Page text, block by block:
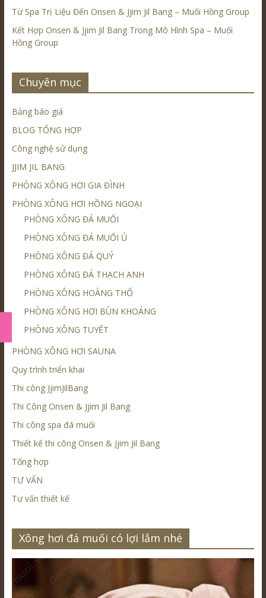
Từ Spa Trị Liệu Đến Onsen & Jjim Jil Bang – Muối Hồng Group
Kết Hợp Onsen & Jjim Jil Bang Trong Mô Hình Spa – Muối
Hồng Group
Chuyên mục
Bảng báo giá
BLOG TỔNG HỢP
Công nghệ sử dụng
JJIM JIL BANG
PHÒNG XÔNG HƠI GIA ĐÌNH
PHÒNG XÔNG HƠI HỒNG NGOẠI
PHÒNG XÔNG ĐÁ MUỐI
PHÒNG XÔNG ĐÁ MUỐI Ủ
PHÒNG XÔNG ĐÁ QUÝ
PHÒNG XÔNG ĐÁ THẠCH ANH
PHÒNG XÔNG HOÀNG THỔ
PHÒNG XÔNG HƠI BÙN KHOÁNG
PHÒNG XÔNG TUYẾT
PHÒNG XÔNG HƠI SAUNA
Quy trình triển khai
Thi công JjimJilBang
Thi Công Onsen & Jjim Jil Bang
Thi công spa đá muối
Thiết kế thi công Onsen & Jjim Jil Bang
Tổng hợp
TƯ VẤN
Tư vấn thiết kế
Xông hơi đá muối có lợi lắm nhé